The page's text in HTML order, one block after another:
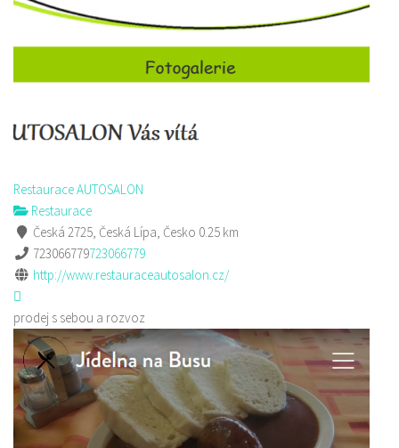
Restaurace AUTOSALON
Restaurace
Česká 2725, Česká Lípa, Česko 0.25 km
723066779723066779
http://www.restauraceautosalon.cz/
prodej s sebou a rozvoz